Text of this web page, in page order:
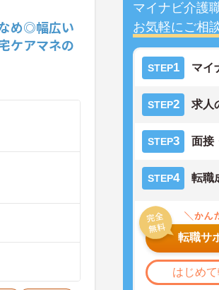
マイナビ介護
お気軽にご相
STEP1 マイ
STEP2 求人
STEP3 面接
STEP4 転職
転職サ
はじめ
め◎幅広い
ケアマネの